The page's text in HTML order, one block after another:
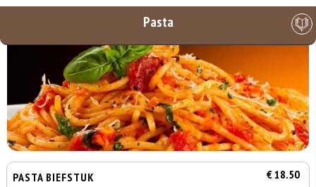
Pasta
PASTA BIEFSTUK € 18.50